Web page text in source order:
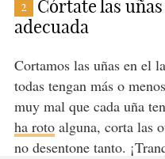
2
Córtate las
adecuada
Cortamos las uñas en el
todas tengan más o
muy mal que cada uña
ha rotoalguna, corta las
no desentone tanto.